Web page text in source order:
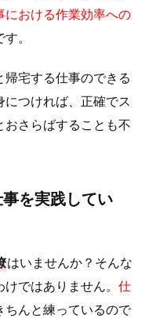
における作業効率への
。
宅する仕事のできる
つければ、正確でス
おさらばすることも不
を実践してい
はいませんか？そんな
ではありません。 仕
ちんと練っているので